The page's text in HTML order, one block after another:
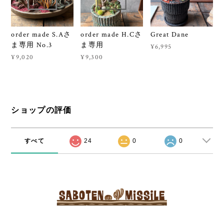
order made S.Aさ
ま専用 No.3
¥9,020
order made H.Cさ
ま専用
¥9,300
Great Dane
¥6,995
ショップの評価
すべて 24 0 0